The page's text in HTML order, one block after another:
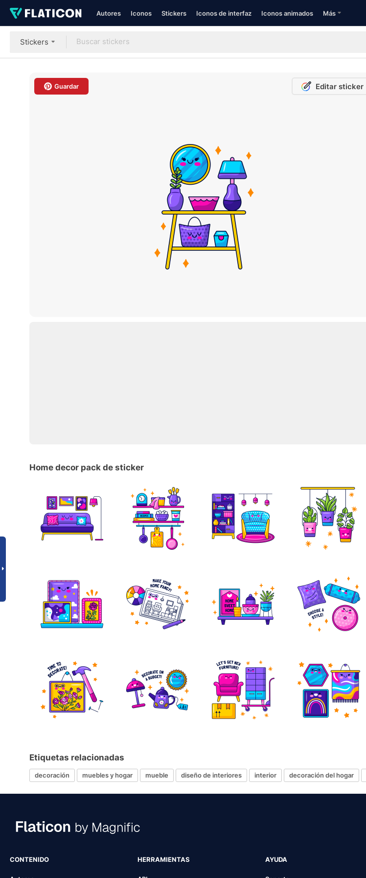
Autores Iconos Stickers Iconos de interfaz Iconos animados Más
Stickers
Guardar Editar sticker
Home decor pack de sticker
Etiquetas relacionadas
decoración muebles y hogar mueble diseño de interiores interior decoración del hogar
CONTENIDO HERRAMIENTAS AYUDA